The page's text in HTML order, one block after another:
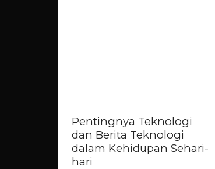
Pentingnya Teknologi
dan Berita Teknologi
dalam Kehidupan Sehari-
hari